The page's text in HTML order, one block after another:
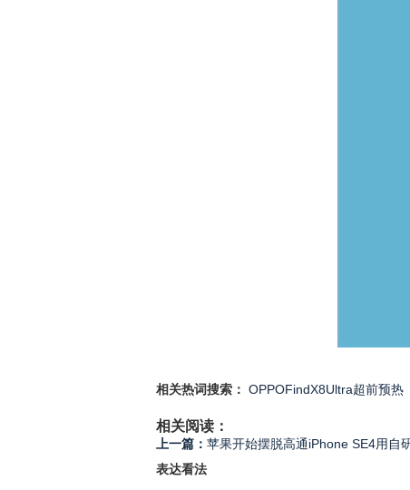
相关热词搜索： OPPOFindX8Ultra超前预热
相关阅读：
上一篇： 苹果开始摆脱高通iPhone SE4用自
表达看法